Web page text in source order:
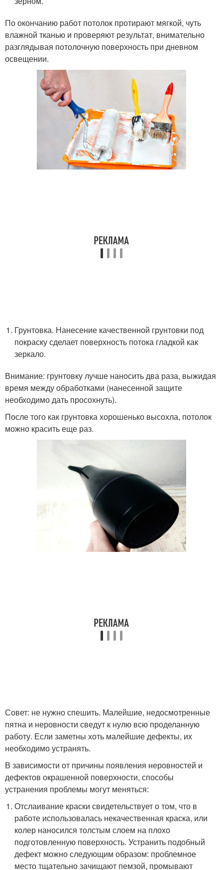
По окончанию работ потолок протирают мягкой, чуть
влажной тканью и проверяют результат, внимательно
разглядывая потолочную поверхность при дневном
освещении.
Грунтовка. Нанесение качественной грунтовки под
покраску сделает поверхность потока гладкой как
зеркало.
Внимание: грунтовку лучше наносить два раза, выжидая
время между обработками (нанесенной защите
необходимо дать просохнуть).
После того как грунтовка хорошенько высохла, потолок
можно красить еще раз.
Совет: не нужно спешить. Малейшие, недосмотренные
пятна и неровности сведут к нулю всю проделанную
работу. Если заметны хоть малейшие дефекты, их
необходимо устранять.
В зависимости от причины появления неровностей и
дефектов окрашенной поверхности, способы
устранения проблемы могут меняться:
Отслаивание краски свидетельствует о том, что в
работе использовалась некачественная краска, или
колер наносился толстым слоем на плохо
подготовленную поверхность. Устранить подобный
дефект можно следующим образом: проблемное
место тщательно зачищают пемзой, промывают